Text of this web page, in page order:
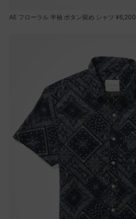
AE フローラル 半袖 ボタン留め シャツ ¥6,200